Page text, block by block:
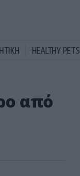
HEALTHY PETS
από